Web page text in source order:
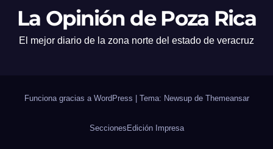
La Opinión de Poza Rica
El mejor diario de la zona norte del estado de veracruz
Funciona gracias a WordPress Tema: Newsup de Themeansar
SeccionesEdición Impresa